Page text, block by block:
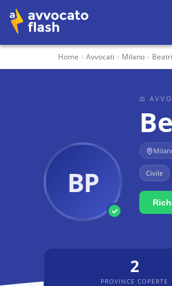
Home › Avvocati › Milano ›
BP
⚖
Civile
2
PROVINCE COPERTE